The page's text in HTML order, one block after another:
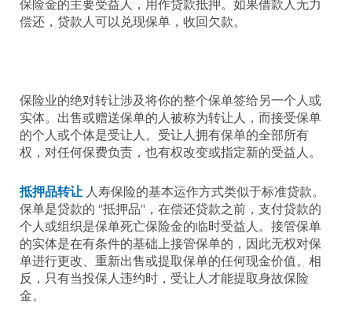
保险金的主要受益人，用作贷款抵押。如果借款人无力
偿还，贷款人可以兑现保单，收回欠款。
保险业的绝对转让涉及将你的整个保单签给另一个人或
实体。出售或赠送保单的人被称为转让人，而接受保单
的个人或个体是受让人。受让人拥有保单的全部所有
权，对任何保费负责，也有权改变或指定新的受益人。
抵押品转让 人寿保险的基本运作方式类似于标准贷款。
保单是贷款的 "抵押品"，在偿还贷款之前，支付贷款的
个人或组织是保单死亡保险金的临时受益人。接管保单
的实体是在有条件的基础上接管保单的，因此无权对保
单进行更改、重新出售或提取保单的任何现金价值。相
反，只有当投保人违约时，受让人才能提取身故保险
金。